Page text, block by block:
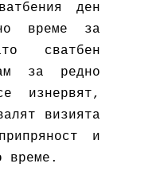
ден
време за
сватбен
за редно
изнервят,
визията
и
време.